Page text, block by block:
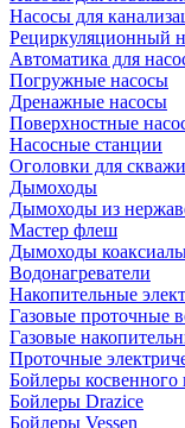
Насосы для
Рециркуляционный
Автоматика для
Погружные насосы
Дренажные насосы
Поверхностные
Насосные станции
Оголовки для
Дымоходы
Дымоходы из
Мастер флеш
Дымоходы
Водонагреватели
Накопительные
Газовые проточные
Газовые
Проточные
Бойлеры косвенного
Бойлеры Drazice
Бойлеры Vessen